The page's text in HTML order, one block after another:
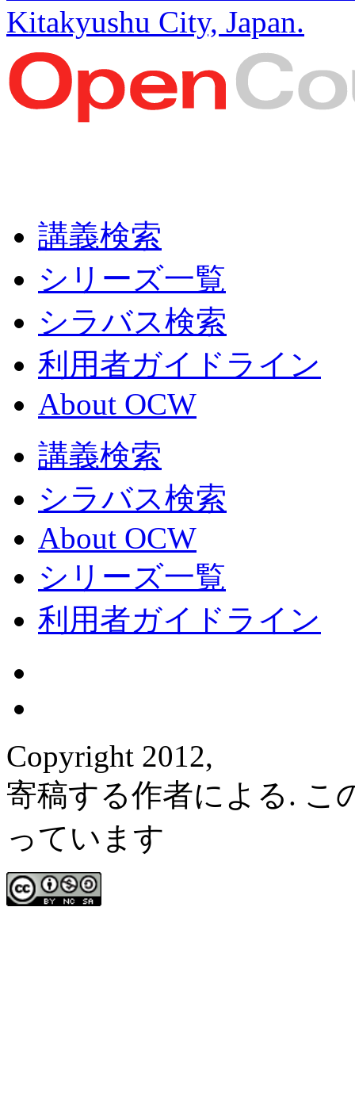
Kitakyushu City, Japan.
講義検索
シリーズ一覧
シラバス検索
利用者ガイドライン
About OCW
講義検索
シラバス検索
About OCW
シリーズ一覧
利用者ガイドライン
Copyright 2012,
寄稿する作者による. こ
っています